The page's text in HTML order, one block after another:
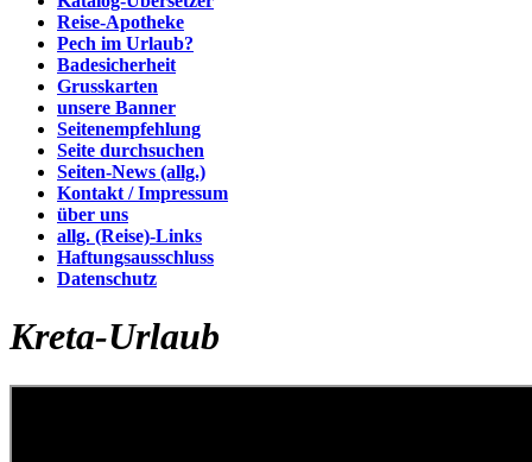
Reise-Apotheke
Pech im Urlaub?
Badesicherheit
Grusskarten
unsere Banner
Seitenempfehlung
Seite durchsuchen
Seiten-News (allg.)
Kontakt / Impressum
über uns
allg. (Reise)-Links
Haftungsausschluss
Datenschutz
Kreta-Urlaub